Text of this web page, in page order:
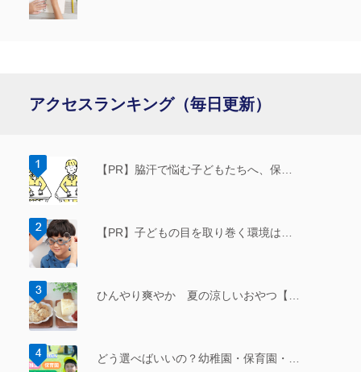
アクセスランキング（毎日更新）
【PR】脇汗で悩む子どもたちへ、保…
【PR】子どもの目を取り巻く環境は…
ひんやり爽やか 夏の涼しいおやつ【…
どう選べばいいの？幼稚園・保育園・…